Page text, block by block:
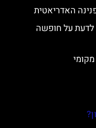
האדריאטית
לדעת על חופשה